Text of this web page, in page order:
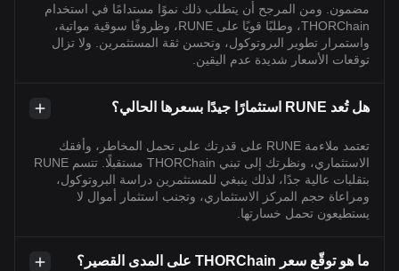
مضمون. ومن المرجح أن يتطلب ذلك نموًا مستدامًا في استخدام
THORChain، وطلبًا قويًا على RUNE، وظروفًا سوقية مواتية،
واستمرار تطوير البروتوكول، وتحسن ثقة المستثمرين. ولا تزال
توقعات الأسعار شديدة عدم اليقين.
هل تُعد RUNE استثمارًا جيدًا بسعرها الحالي؟
تعتمد ملاءمة RUNE على قدرتك على تحمل المخاطر، وأفقك
الاستثماري، ونظرتك إلى تبني THORChain مستقبلًا. تتسم RUNE
بتقلبات عالية جدًا، لذلك ينبغي للمستثمرين دراسة البروتوكول،
ومراعاة حجم المركز الاستثماري، وتجنب استثمار أموال لا
يستطيعون تحمل خسارتها.
ما هو توقّع سعر THORChain على المدى القصير؟